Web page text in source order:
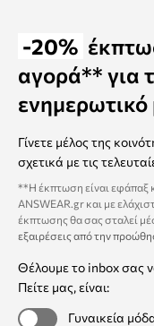
-20%
αγορά** για
ενημερωτικό
Γίνετε μέλος της
σχετικά με τις
**Η έκπτωση είναι εφάπαξ
ANSWEAR.gr και με
έκπτωσης θα σας σταλεί
εξαιρέσεις από την
Θέλουμε το inbox σας
Πείτε μας, είναι:
Γυναικεία